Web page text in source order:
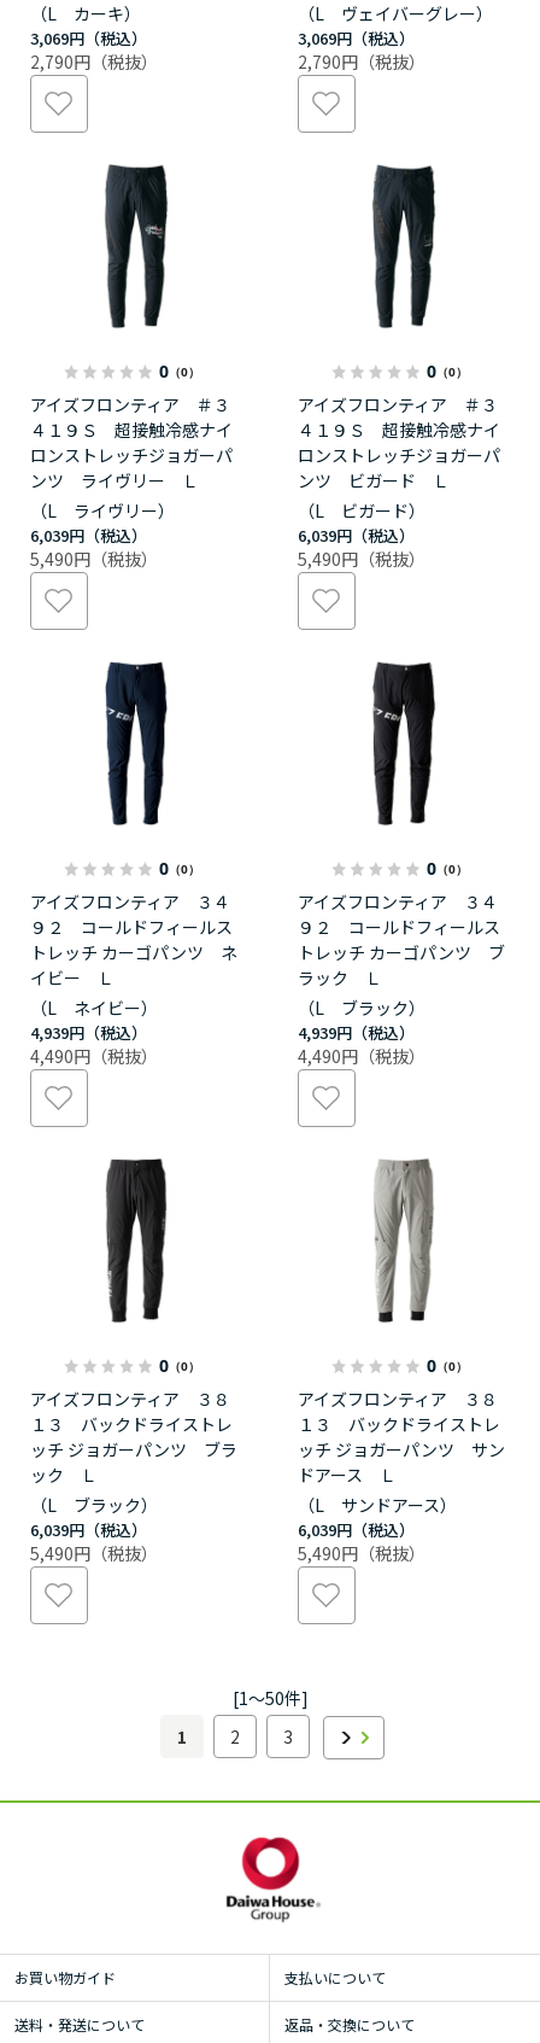
（L カーキ）
3,069円
2,790円
（L ヴェイバーグレー）
3,069円
2,790円
0 （0）
アイズフロンティア ＃３
４１９Ｓ 超接触冷感ナイ
ロンストレッチジョガーパ
ンツ ライヴリー Ｌ
（L ライヴリー）
6,039円
5,490円
0（0）
アイズフロンティア ＃３
４１９Ｓ 超接触冷感ナイ
ロンストレッチジョガーパ
ンツ ビガード Ｌ
（L ビガード）
6,039円
5,490円
0 （0）
アイズフロンティア ３４
９２ コールドフィールス
トレッチ カーゴパンツ ネ
イビー Ｌ
（L ネイビー）
4,939円
4,490円
0（0）
アイズフロンティア ３４
９２ コールドフィールス
トレッチ カーゴパンツ ブ
ラック Ｌ
（L ブラック）
4,939円
4,490円
0 （0）
アイズフロンティア ３８
１３ バックドライストレ
ッチ ジョガーパンツ ブラ
ック Ｌ
（L ブラック）
6,039円
5,490円
0（0）
アイズフロンティア ３８
１３ バックドライストレ
ッチ ジョガーパンツ サン
ドアース Ｌ
（L サンドアース）
6,039円
5,490円
[1～50件]
1
2 3
お買い物ガイド 支払いについて
送料・発送について 返品・交換について